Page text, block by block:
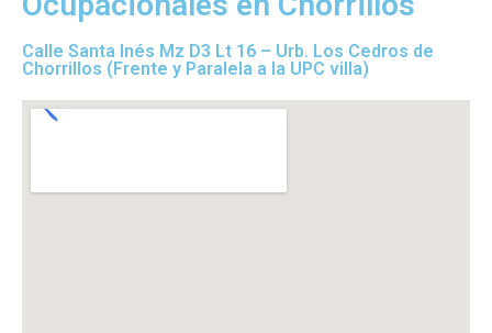
Calle Santa Inés Mz D3 Lt 16 – Urb. Los Cedros de
Chorrillos (Frente y Paralela a la UPC villa)